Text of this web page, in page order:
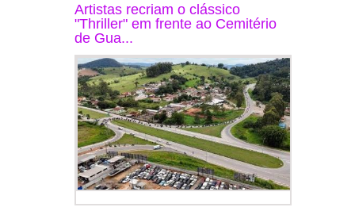
Artistas recriam o clássico
"Thriller" em frente ao Cemitério
de Gua...